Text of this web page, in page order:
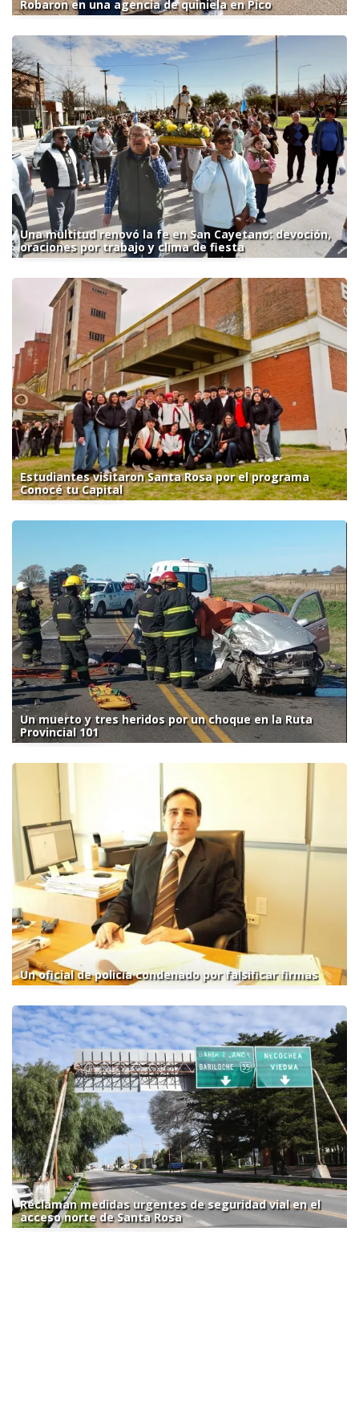
Robaron en una agencia de quiniela en Pico
Una multitud renovó la fe en San Cayetano: devoción,
oraciones por trabajo y clima de fiesta
Estudiantes visitaron Santa Rosa por el programa
Conocé tu Capital
Un muerto y tres heridos por un choque en la Ruta
Provincial 101
Un oficial de policía condenado por falsificar firmas
Reclaman medidas urgentes de seguridad vial en el
acceso norte de Santa Rosa